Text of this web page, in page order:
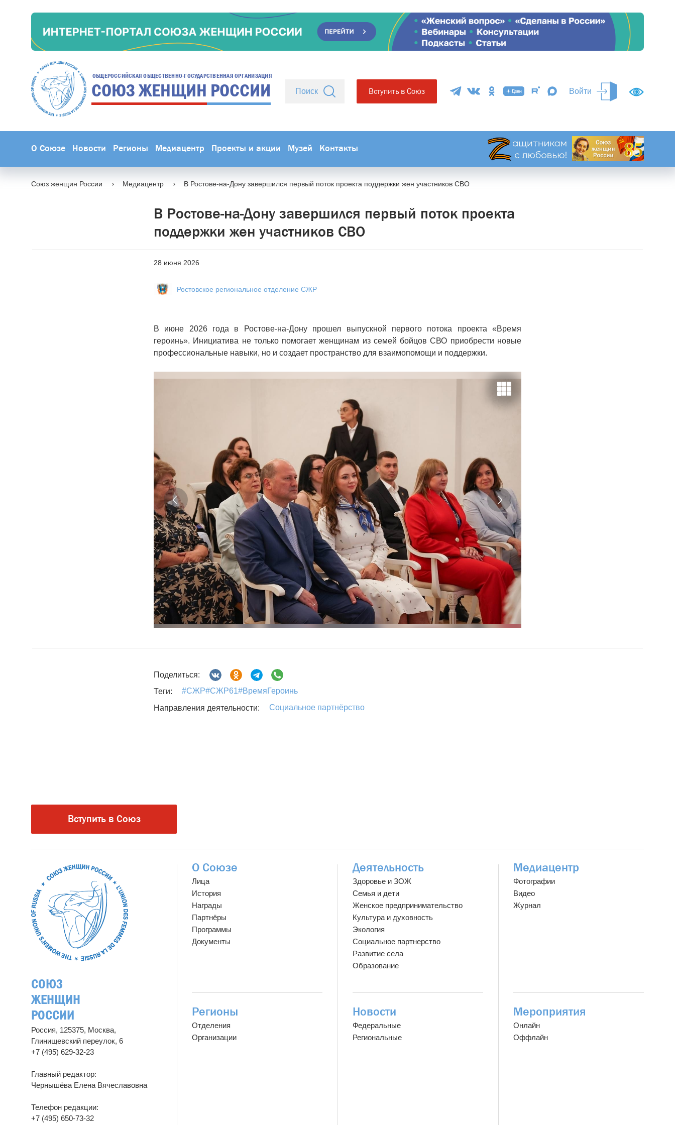
ОБЩЕРОССИЙСКАЯ ОБЩЕСТВЕННО-ГОСУДАРСТВЕННАЯ ОРГАНИЗАЦИЯ
СОЮЗ ЖЕНЩИН РОССИИ Вступить в Союз Войти
О Союзе Новости Регионы Медиацентр Проекты и акции Музей Контакты
Союз женщин России Медиацентр В Ростове-на-Дону завершился первый поток проекта поддержки жен участников СВО
В Ростове-на-Дону завершился первый поток проекта
поддержки жен участников СВО
28 июня 2026
Ростовское региональное отделение СЖР
В июне 2026 года в Ростове-на-Дону прошел выпускной первого потока проекта «Время
героинь». Инициатива не только помогает женщинам из семей бойцов СВО приобрести новые
профессиональные навыки, но и создает пространство для взаимопомощи и поддержки.
Поделиться:
Теги:
#СЖР#СЖР61#ВремяГероинь
Направления деятельности:
Социальное партнёрство
Вступить в Союз
О Союзе
Лица
История
Награды
Партнёры
Программы
Документы
Деятельность
Здоровье и ЗОЖ
Семья и дети
Женское предпринимательство
Культура и духовность
Экология
Социальное партнерство
Развитие села
Образование
Медиацентр
Фотографии
Видео
Журнал
Регионы
Отделения
Организации
Новости
Федеральные
Региональные
Мероприятия
Онлайн
Оффлайн
СОЮЗ
ЖЕНЩИН
РОССИИ
Россия, 125375, Москва,
Глинищевский переулок, 6
+7 (495) 629-32-23
Главный редактор:
Чернышёва Елена Вячеславовна
Телефон редакции:
+7 (495) 650-73-32